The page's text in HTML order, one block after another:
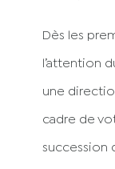
Dès les
l’attention
une
cadre de
succession